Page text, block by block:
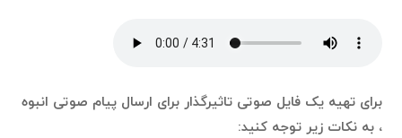
برای تهیه یک فایل صوتی تاثیرگذار برای ارسال پیام صوتی انبوه
، به نکات زیر توجه کنید: